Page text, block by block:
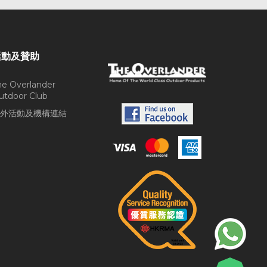
及贊助
Overlander
Club
活動及機構連結